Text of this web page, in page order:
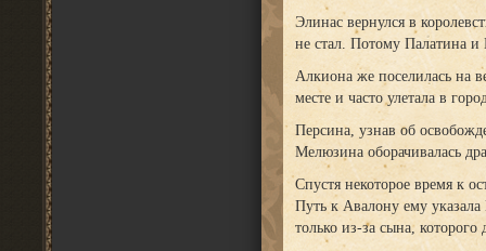
Элинас вернулся в
не стал. Потому Палатина
Алкиона же поселилась на
месте и часто улетала в
Персина, узнав об
Мелюзина оборачивалась
Спустя некоторое время к
Путь к Авалону ему
только из-за сына,